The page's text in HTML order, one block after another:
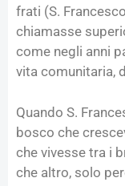
frati (S.
chiamasse
come negli anni
vita comunitaria,
Quando S.
bosco che
che vivesse tra i
che altro, solo